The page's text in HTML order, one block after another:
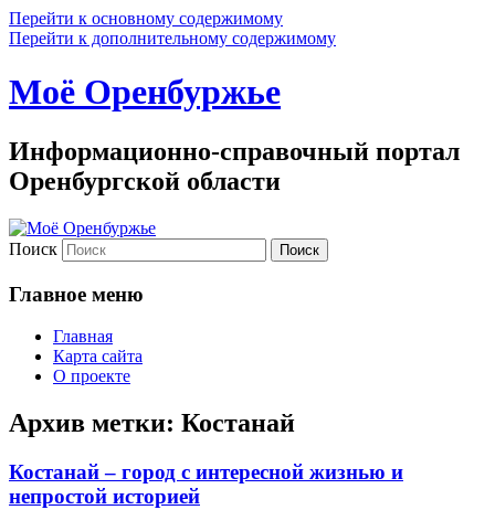
Перейти к основному содержимому
Перейти к дополнительному содержимому
Моё Оренбуржье
Информационно-справочный портал
Оренбургской области
Поиск
Главное меню
Главная
Карта сайта
О проекте
Архив метки: Костанай
Костанай – город с интересной жизнью и
непростой историей